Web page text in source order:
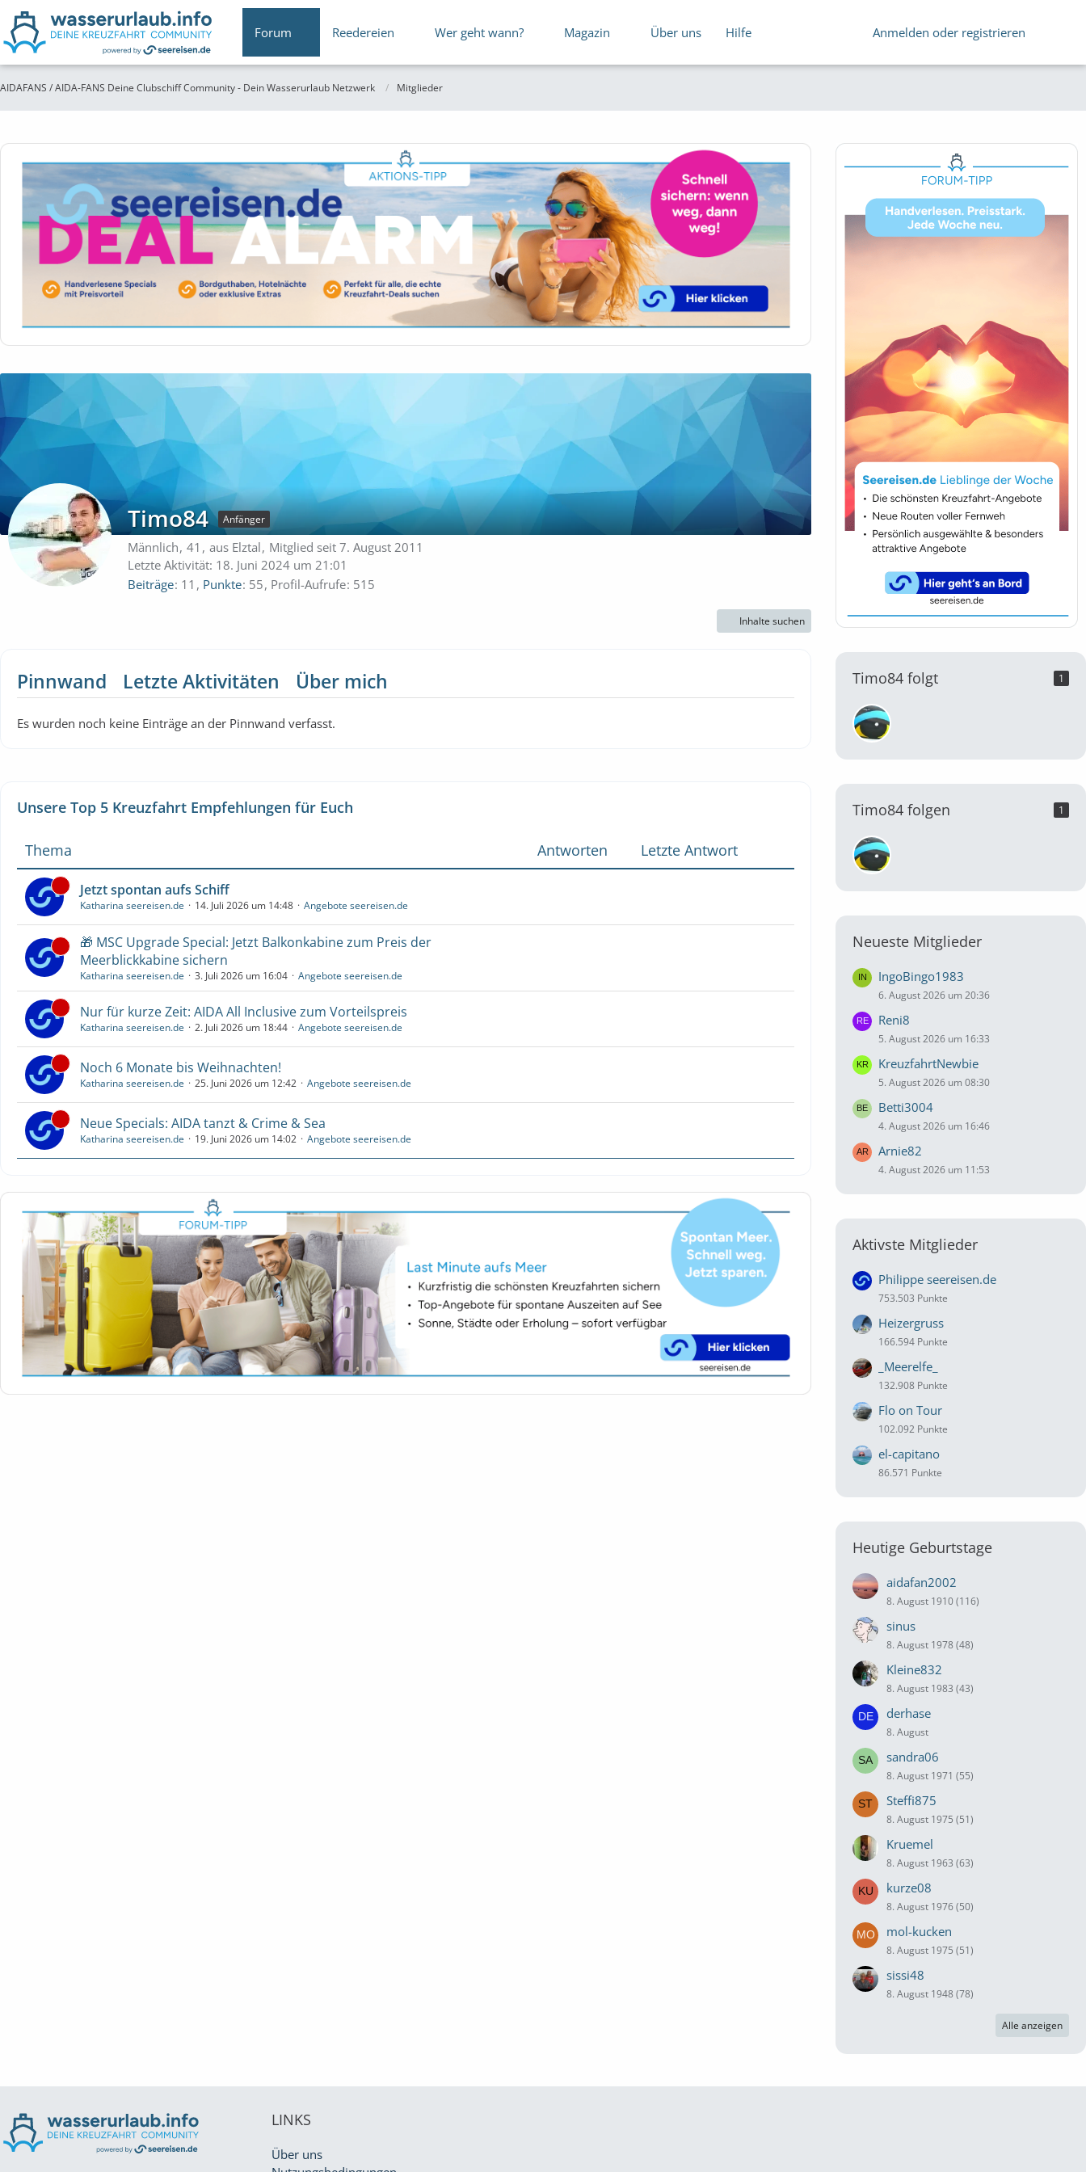
Forum Reedereien Wer geht wann? Magazin Über uns Hilfe Anmelden oder registrieren
AIDAFANS / AIDA-FANS Deine Clubschiff Community - Dein Wasserurlaub Netzwerk Mitglieder
Timo84 Anfänger
Männlich 41 aus Elztal Mitglied seit 7. August 2011
Letzte Aktivität: 18. Juni 2024 um 21:01
Beiträge 11 Punkte 55 Profil-Aufrufe 515
Inhalte suchen
Pinnwand Letzte Aktivitäten Über mich
Es wurden noch keine Einträge an der Pinnwand verfasst.
Unsere Top 5 Kreuzfahrt Empfehlungen für Euch
Thema Antworten Letzte Antwort
Jetzt spontan aufs Schiff
Katharina seereisen.de 14. Juli 2026 um 14:48 Angebote seereisen.de
🎁 MSC Upgrade Special: Jetzt Balkonkabine zum Preis der
Meerblickkabine sichern
Katharina seereisen.de 3. Juli 2026 um 16:04 Angebote seereisen.de
Nur für kurze Zeit: AIDA All Inclusive zum Vorteilspreis
Katharina seereisen.de 2. Juli 2026 um 18:44 Angebote seereisen.de
Noch 6 Monate bis Weihnachten!
Katharina seereisen.de 25. Juni 2026 um 12:42 Angebote seereisen.de
Neue Specials: AIDA tanzt & Crime & Sea
Katharina seereisen.de 19. Juni 2026 um 14:02 Angebote seereisen.de
Timo84 folgt 1
Timo84 folgen 1
Neueste Mitglieder
IngoBingo1983
6. August 2026 um 20:36
Reni8
5. August 2026 um 16:33
KreuzfahrtNewbie
5. August 2026 um 08:30
Betti3004
4. August 2026 um 16:46
Arnie82
4. August 2026 um 11:53
Aktivste Mitglieder
Philippe seereisen.de
753.503 Punkte
Heizergruss
166.594 Punkte
_Meerelfe_
132.908 Punkte
Flo on Tour
102.092 Punkte
el-capitano
86.571 Punkte
Heutige Geburtstage
aidafan2002
8. August 1910 (116)
sinus
8. August 1978 (48)
Kleine832
8. August 1983 (43)
derhase
8. August
sandra06
8. August 1971 (55)
Steffi875
8. August 1975 (51)
Kruemel
8. August 1963 (63)
kurze08
8. August 1976 (50)
mol-kucken
8. August 1975 (51)
sissi48
8. August 1948 (78)
Alle anzeigen
LINKS
Über uns